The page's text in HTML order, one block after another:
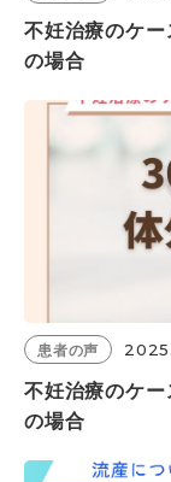
不妊治療のケ
の場合
患者の声
不妊治療のケ
の場合